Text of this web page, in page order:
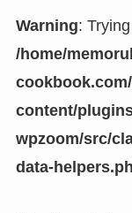
Warning:
/home/
content/
wpzoom/src/
data-